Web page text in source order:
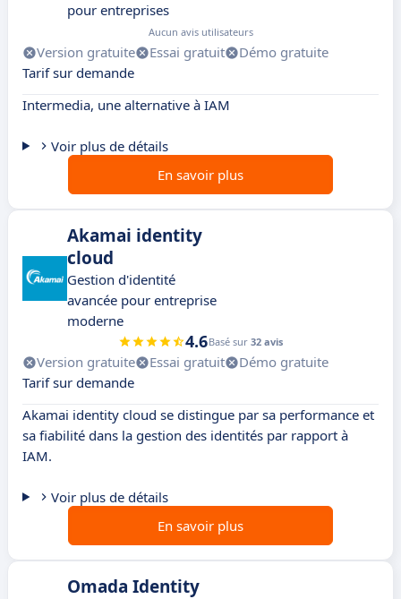
pour entreprises
Aucun avis utilisateurs
Version gratuite Essai gratuit
Démo gratuite
Tarif sur demande
Intermedia, une alternative à IAM
Voir plus de détails
En savoir plus
Akamai identity
cloud
Gestion d'identité
avancée pour entreprise
moderne
4.6Basé sur 32 avis
Version gratuite Essai gratuit
Démo gratuite
Tarif sur demande
Akamai identity cloud se distingue par sa performance et
sa fiabilité dans la gestion des identités par rapport à
IAM.
Voir plus de détails
En savoir plus
Omada Identity